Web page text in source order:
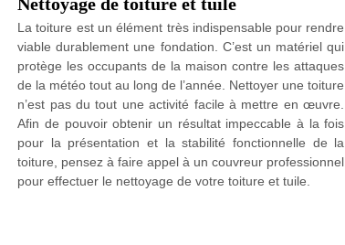
La toiture est un élément très indispensable pour rendre
viable durablement une fondation. C’est un matériel qui
protège les occupants de la maison contre les attaques
de la météo tout au long de l’année. Nettoyer une toiture
n’est pas du tout une activité facile à mettre en œuvre.
Afin de pouvoir obtenir un résultat impeccable à la fois
pour la présentation et la stabilité fonctionnelle de la
toiture, pensez à faire appel à un couvreur professionnel
pour effectuer le nettoyage de votre toiture et tuile.